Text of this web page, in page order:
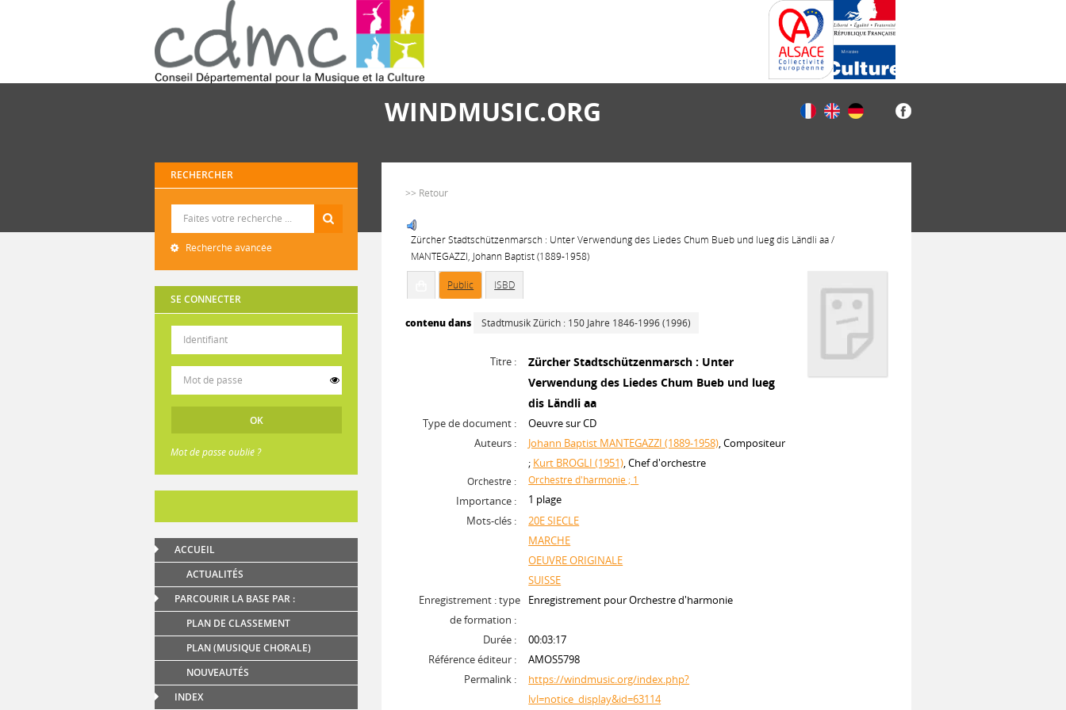
WINDMUSIC.ORG
RECHERCHER
Recherche avancée
SE CONNECTER
Mot de passe oublié ?
ACCUEIL
ACTUALITÉS
PARCOURIR LA BASE PAR :
PLAN DE CLASSEMENT
PLAN (MUSIQUE CHORALE)
NOUVEAUTÉS
INDEX
>> Retour
Zürcher Stadtschützenmarsch : Unter Verwendung des Liedes Chum Bueb und lueg dis Ländli aa /
MANTEGAZZI, Johann Baptist (1889-1958)
Public ISBD
contenu dans Stadtmusik Zürich : 150 Jahre 1846-1996 (1996)
Titre :
Zürcher Stadtschützenmarsch : Unter
Verwendung des Liedes Chum Bueb und lueg
dis Ländli aa
Type de document :
Oeuvre sur CD
Auteurs :
Johann Baptist MANTEGAZZI (1889-1958), Compositeur
; Kurt BROGLI (1951), Chef d'orchestre
Orchestre : Orchestre d'harmonie ; 1
Importance :
1 plage
Mots-clés :
20E SIECLE
MARCHE
OEUVRE ORIGINALE
SUISSE
Enregistrement : type
de formation :
Enregistrement pour Orchestre d'harmonie
Durée :
00:03:17
Référence éditeur :
AMOS5798
Permalink :
https://windmusic.org/index.php?
lvl=notice_display&id=63114